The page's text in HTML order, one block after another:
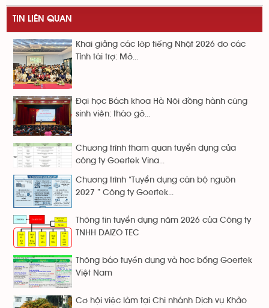
TIN LIÊN QUAN
Khai giảng các lớp tiếng Nhật 2026 do các
Tỉnh tài trợ: Mở...
Đại học Bách khoa Hà Nội đồng hành cùng
sinh viên: tháo gỡ...
Chương trình tham quan tuyển dụng của
công ty Goertek Vina...
Chương trình “Tuyển dụng cán bộ nguồn
2027 ” Công ty Goertek...
Thông tin tuyển dụng năm 2026 của Công ty
TNHH DAIZO TEC
Thông báo tuyển dụng và học bổng Goertek
Việt Nam
Cơ hội việc làm tại Chi nhánh Dịch vụ Khảo